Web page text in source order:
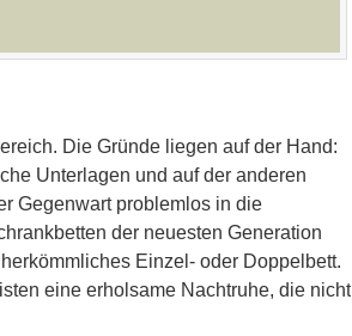
Die Gründe liegen auf der Hand:
Unterlagen und auf der anderen
Gegenwart problemlos in die
der neuesten Generation
Einzel- oder Doppelbett.
eine erholsame Nachtruhe, die nicht